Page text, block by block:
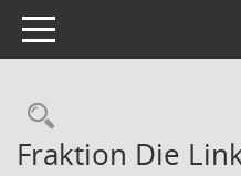
Toggle navigation
Fraktion Die